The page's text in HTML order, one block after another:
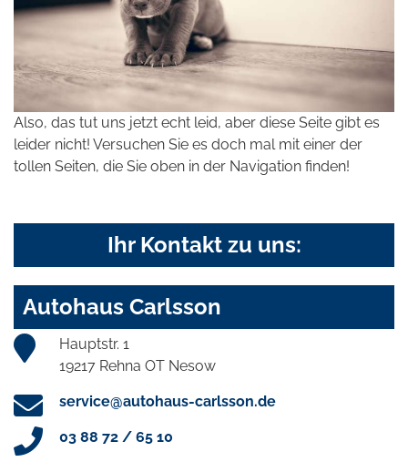
Also, das tut uns jetzt echt leid, aber diese Seite gibt es
leider nicht! Versuchen Sie es doch mal mit einer der
tollen Seiten, die Sie oben in der Navigation finden!
Ihr Kontakt zu uns:
Autohaus Carlsson
Hauptstr. 1
19217 Rehna OT Nesow
service@autohaus-carlsson.de
03 88 72 / 65 10